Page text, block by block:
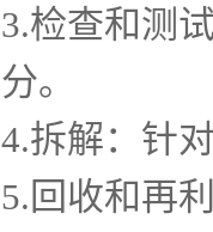
3.检查和测
分。
4.拆解：针
5.回收和再